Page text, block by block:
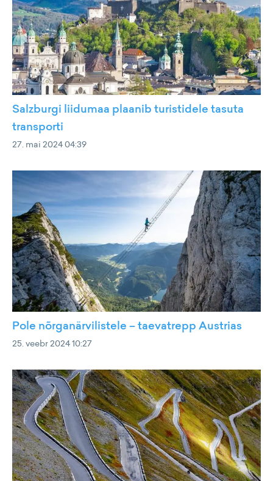
Salzburgi liidumaa plaanib turistidele tasuta
transporti
27. mai 2024 04:39
Pole nõrganärvilistele – taevatrepp Austrias
25. veebr 2024 10:27